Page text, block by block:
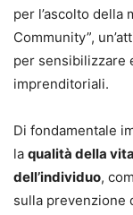
per l’ascolto della
Community”,
per sensibilizzare
imprenditoriali.
Di fondamentale
la qualità della
dell’individuo,
sulla prevenzione